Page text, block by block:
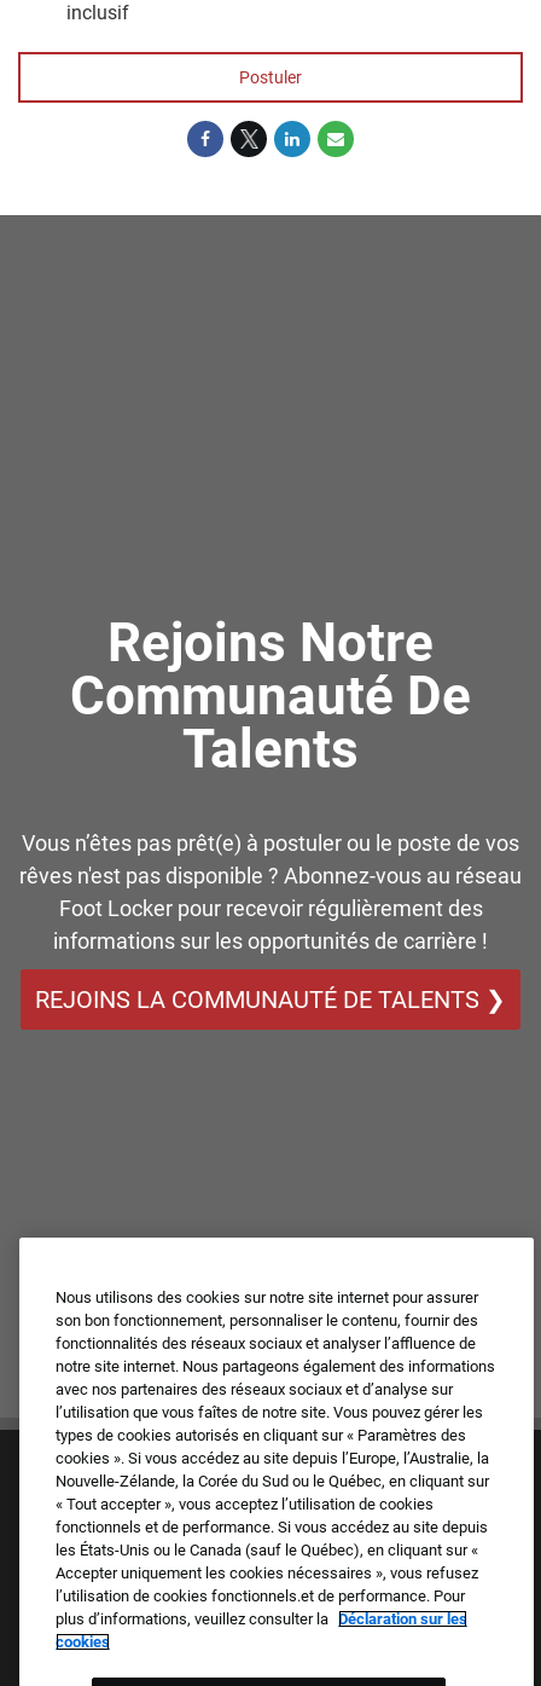
inclusif
Postuler
Rejoins Notre
Communauté De
Talents
Vous n’êtes pas prêt(e) à postuler ou le poste de vos
rêves n'est pas disponible ? Abonnez-vous au réseau
Foot Locker pour recevoir régulièrement des
informations sur les opportunités de carrière !
REJOINS LA COMMUNAUTÉ DE TALENTS ❯
Culture et valeurs
Nos marques
FAQ
Nous utilisons des cookies sur notre site internet pour assurer
son bon fonctionnement, personnaliser le contenu, fournir des
fonctionnalités des réseaux sociaux et analyser l’affluence de
notre site internet. Nous partageons également des informations
avec nos partenaires des réseaux sociaux et d’analyse sur
l’utilisation que vous faîtes de notre site. Vous pouvez gérer les
types de cookies autorisés en cliquant sur « Paramètres des
cookies ». Si vous accédez au site depuis l’Europe, l’Australie, la
Nouvelle-Zélande, la Corée du Sud ou le Québec, en cliquant sur
« Tout accepter », vous acceptez l’utilisation de cookies
fonctionnels et de performance. Si vous accédez au site depuis
les États-Unis ou le Canada (sauf le Québec), en cliquant sur «
Accepter uniquement les cookies nécessaires », vous refusez
l’utilisation de cookies fonctionnels.et de performance. Pour
plus d’informations, veuillez consulter la Déclaration sur les
cookies